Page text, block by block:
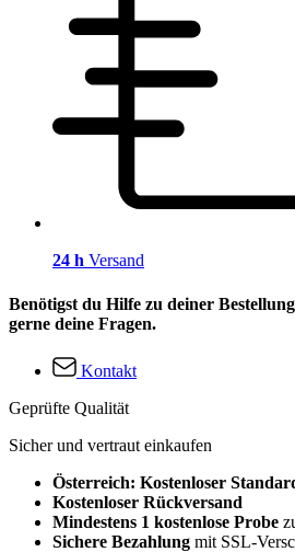
24 h Versand
Benötigst du Hilfe zu deiner
gerne deine Fragen.
Kontakt
Geprüfte Qualität
Sicher und vertraut einkaufen
Österreich: Kostenloser
Kostenloser Rückversand
Mindestens 1 kostenlose Probe
Sichere Bezahlung mit SSL-